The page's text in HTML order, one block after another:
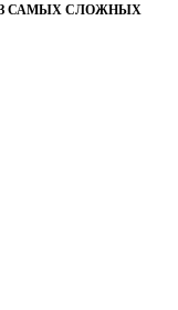
САМЫХ СЛОЖНЫХ